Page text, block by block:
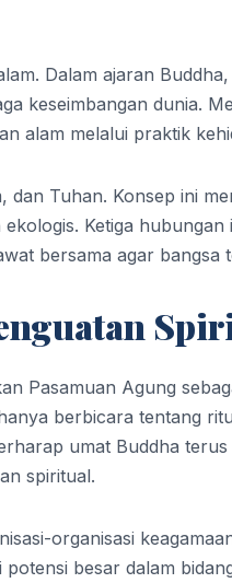
Dalam ajaran
keseimbangan dunia.
alam melalui praktik
dan Tuhan. Konsep ini
Ketiga
bersama agar bangsa
Pasamuan Agung
berbicara tentang
umat Buddha
spiritual.
organisasi
besar dalam